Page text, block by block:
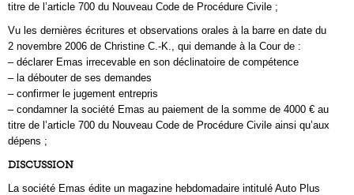
titre de l’article 700 du Nouveau Code de Procédure Civile ;
Vu les dernières écritures et observations orales à la barre en date du
2 novembre 2006 de Christine C.-K., qui demande à la Cour de :
– déclarer Emas irrecevable en son déclinatoire de compétence
– la débouter de ses demandes
– confirmer le jugement entrepris
– condamner la société Emas au paiement de la somme de 4000 € au
titre de l’article 700 du Nouveau Code de Procédure Civile ainsi qu’aux
dépens ;
DISCUSSION
La société Emas édite un magazine hebdomadaire intitulé Auto Plus